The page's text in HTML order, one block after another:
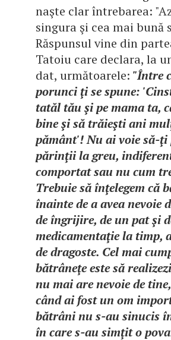
naşte clar întrebarea:
singura şi cea mai bună
Răspunsul vine din
Tatoiu care declara, la
dat, următoarele: "Între
porunci ţi se spune:
tatăl tău şi pe mama ta,
bine şi să trăieşti ani
pământ'! Nu ai voie să-ţi
părinţii la greu,
comportat sau nu cum
Trebuie să înţelegem că
înainte de a avea nevoie
de îngrijire, de un pat şi
medicamentaţie la timp,
de dragoste. Cel mai
bătrâneţe este să
nu mai are nevoie de
când ai fost un om
bătrâni nu s-au sinucis
în care s-au simţit o